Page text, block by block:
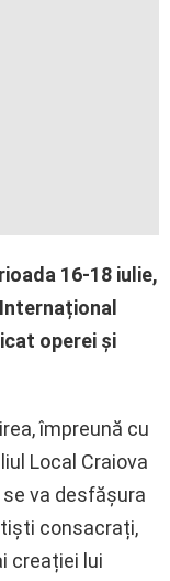
16-18 iulie,
operei și
împreună cu
Local Craiova
va desfășura
consacrați,
creației lui